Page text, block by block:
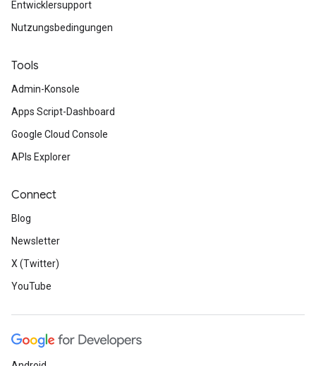
Entwicklersupport
Nutzungsbedingungen
Tools
Admin-Konsole
Apps Script-Dashboard
Google Cloud Console
APIs Explorer
Connect
Blog
Newsletter
X (Twitter)
YouTube